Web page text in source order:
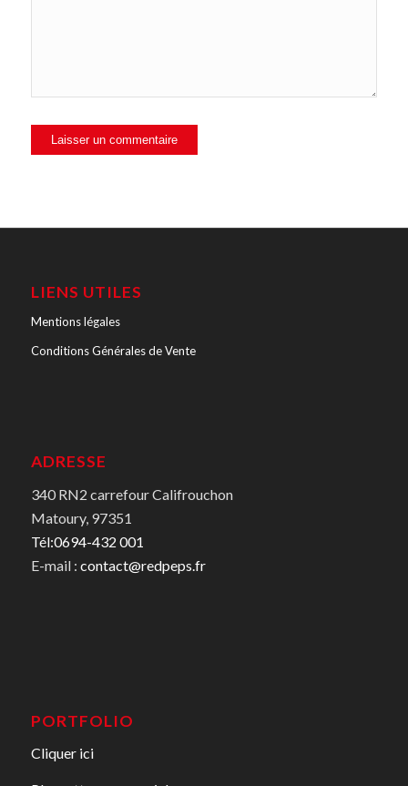
LIENS UTILES
Mentions légales
Conditions Générales de Vente
ADRESSE
340 RN2 carrefour Califrouchon
Matoury, 97351
Tél:0694-432 001
E-mail : contact@redpeps.fr
PORTFOLIO
Cliquer ici